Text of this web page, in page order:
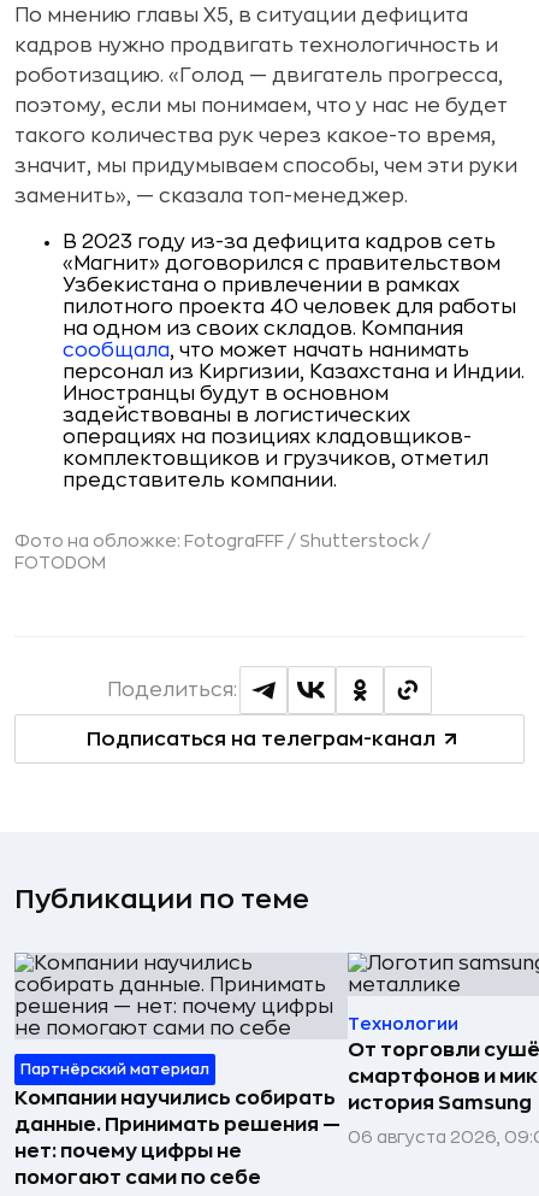
По мнению главы X5, в ситуации дефицита
кадров нужно продвигать технологичность и
роботизацию. «Голод — двигатель прогресса,
поэтому, если мы понимаем, что у нас не будет
такого количества рук через какое-то время,
значит, мы придумываем способы, чем эти руки
заменить», — сказала топ-менеджер.
В 2023 году из-за дефицита кадров сеть
«Магнит» договорился с правительством
Узбекистана о привлечении в рамках
пилотного проекта 40 человек для работы
на одном из своих складов. Компания
сообщала, что может начать нанимать
персонал из Киргизии, Казахстана и Индии.
Иностранцы будут в основном
задействованы в логистических
операциях на позициях кладовщиков-
комплектовщиков и грузчиков, отметил
представитель компании.
Фото на обложке: FotograFFF / Shutterstock /
FOTODOM
Подписаться на телеграм-канал
Поделиться:
Публикации по теме
Партнёрский материал
Компании научились собирать
данные. Принимать решения —
нет: почему цифры не
помогают сами по себе
Технологии
От торговли
смартфонов и
история Samsung
06 августа 2026,